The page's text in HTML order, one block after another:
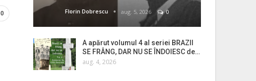
0 Florin Dobrescu aug. 5, 2026 0
A apărut volumul 4 al seriei BRAZII
SE FRÂNG, DAR NU SE ÎNDOIESC de…
aug. 4, 2026